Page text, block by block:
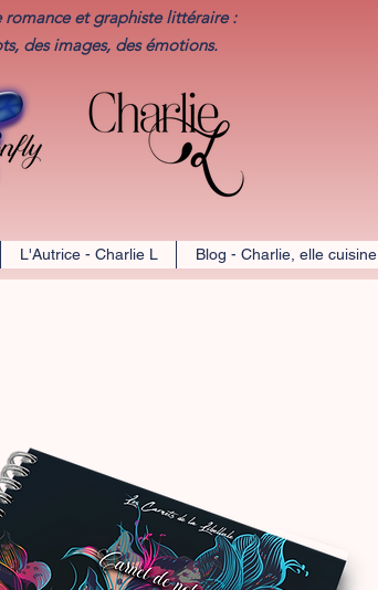
romance et graphiste littéraire :
des images, des émotions.​
L'Autrice - Charlie L Blog - Charlie, elle cuisine